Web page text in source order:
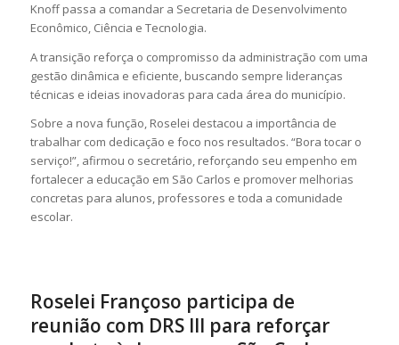
Knoff passa a comandar a Secretaria de Desenvolvimento
Econômico, Ciência e Tecnologia.
A transição reforça o compromisso da administração com uma
gestão dinâmica e eficiente, buscando sempre lideranças
técnicas e ideias inovadoras para cada área do município.
Sobre a nova função, Roselei destacou a importância de
trabalhar com dedicação e foco nos resultados. “Bora tocar o
serviço!”, afirmou o secretário, reforçando seu empenho em
fortalecer a educação em São Carlos e promover melhorias
concretas para alunos, professores e toda a comunidade
escolar.
Roselei Françoso participa de
reunião com DRS III para reforçar